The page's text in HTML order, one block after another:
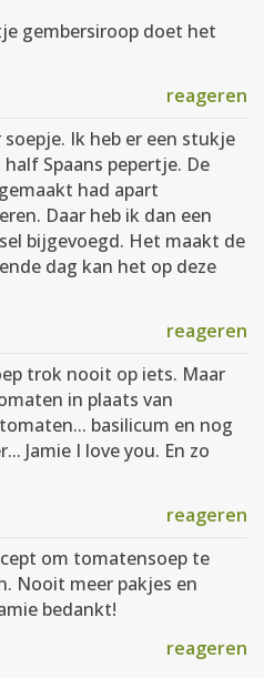
gembersiroop doet het
reageren
soepje. Ik heb er een stukje
Spaans pepertje. De
had apart
Daar heb ik dan een
bijgevoegd. Het maakt de
dag kan het op deze
reageren
trok nooit op iets. Maar
in plaats van
basilicum en nog
Jamie I love you. En zo
reageren
om tomatensoep te
Nooit meer pakjes en
bedankt!
reageren